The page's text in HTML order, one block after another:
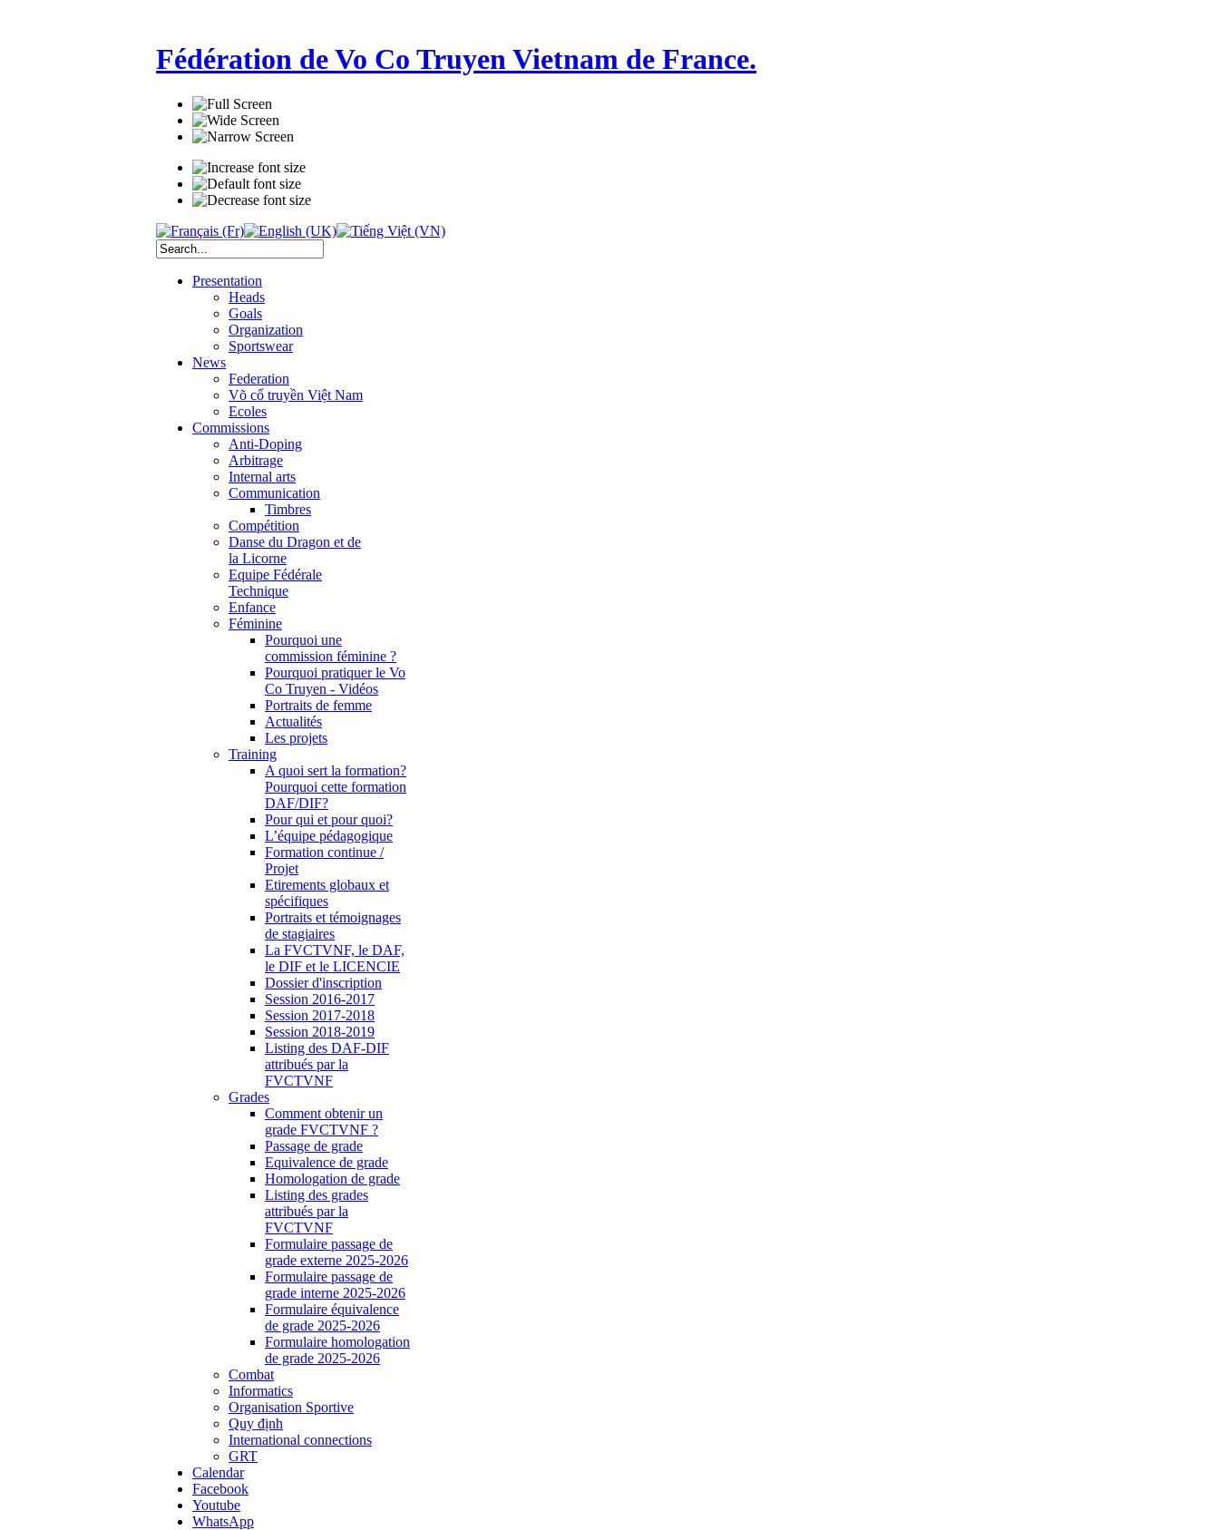
Fédération de Vo Co Truyen Vietnam de France.
Presentation
Heads
Goals
Organization
Sportswear
News
Federation
Võ cổ truyền Việt Nam
Ecoles
Commissions
Anti-Doping
Arbitrage
Internal arts
Communication
Timbres
Compétition
Danse du Dragon et de
la Licorne
Equipe Fédérale
Technique
Enfance
Féminine
Pourquoi une
commission féminine ?
Pourquoi pratiquer le Vo
Co Truyen - Vidéos
Portraits de femme
Actualités
Les projets
Training
A quoi sert la formation?
Pourquoi cette formation
DAF/DIF?
Pour qui et pour quoi?
L’équipe pédagogique
Formation continue /
Projet
Etirements globaux et
spécifiques
Portraits et témoignages
de stagiaires
La FVCTVNF, le DAF,
le DIF et le LICENCIE
Dossier d'inscription
Session 2016-2017
Session 2017-2018
Session 2018-2019
Listing des DAF-DIF
attribués par la
FVCTVNF
Grades
Comment obtenir un
grade FVCTVNF ?
Passage de grade
Equivalence de grade
Homologation de grade
Listing des grades
attribués par la
FVCTVNF
Formulaire passage de
grade externe 2025-2026
Formulaire passage de
grade interne 2025-2026
Formulaire équivalence
de grade 2025-2026
Formulaire homologation
de grade 2025-2026
Combat
Informatics
Organisation Sportive
Quy định
International connections
GRT
Calendar
Facebook
Youtube
WhatsApp